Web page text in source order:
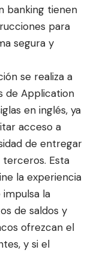
banking tienen
para
segura y
se realiza a
de Application
en inglés, ya
acceso a
de entregar
terceros. Esta
la experiencia
la
de saldos y
ofrezcan el
y si el